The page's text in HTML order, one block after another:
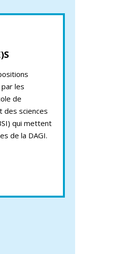
les
de
des sciences
qui mettent
de la DAGI.